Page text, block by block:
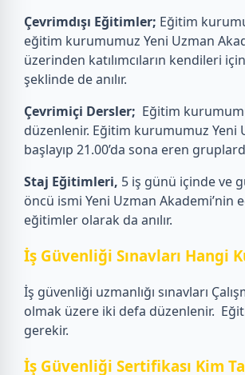
Çevrimdışı Eğitimler; Eğitim
eğitim kurumumuz Yeni Uzman
üzerinden katılımcıların kendileri
şeklinde de anılır.
Çevrimiçi Dersler; Eğitim
düzenlenir. Eğitim kurumumuz Yeni
başlayıp 21.00’da sona eren
Staj Eğitimleri, 5 iş günü içinde ve
öncü ismi Yeni Uzman
eğitimler olarak da anılır.
İş Güvenliği Sınavları Hangi
İş güvenliği uzmanlığı sınavları
olmak üzere iki defa düzenlenir.
gerekir.
İş Güvenliği Sertifikası Kim